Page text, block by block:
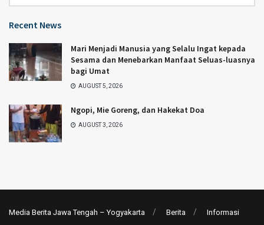
Recent News
Mari Menjadi Manusia yang Selalu Ingat kepada
Sesama dan Menebarkan Manfaat Seluas-luasnya
bagi Umat
AUGUST 5, 2026
Ngopi, Mie Goreng, dan Hakekat Doa
AUGUST 3, 2026
Media Berita Jawa Tengah – Yogyakarta Berita Informasi